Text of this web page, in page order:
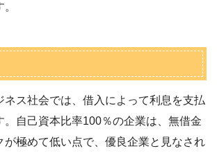
ネス社会では、借入によって利息を支払
。自己資本比率100％の企業は、無借金
が極めて低い点で、優良企業と見なされ